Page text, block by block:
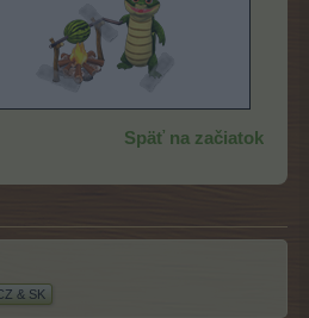
Späť na začiatok
& SK